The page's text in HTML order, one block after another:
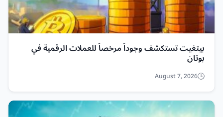
بيتغيت تستكشف وجوداً مرخصاً للعملات الرقمية في
بوتان
August 7, 2026